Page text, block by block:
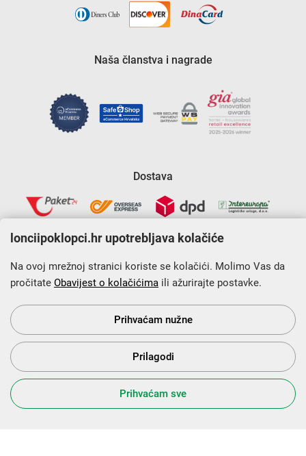
Naša članstva i nagrade
Dostava
Krajnji primatelj financijskog instrumenta sufinanciranog iz
Europskog fonda za regionalni razvoj u sklopu Operativnog
programa „Konkurentnost i kohezija”.
s Vama od 2014. godine!
lonciipoklopci.hr upotrebljava kolačiće
Na ovoj mrežnoj stranici koriste se kolačići. Molimo Vas da
pročitate Obavijest o kolačićima ili ažurirajte postavke.
Prihvaćam nužne
Prilagodi
Prihvaćam sve